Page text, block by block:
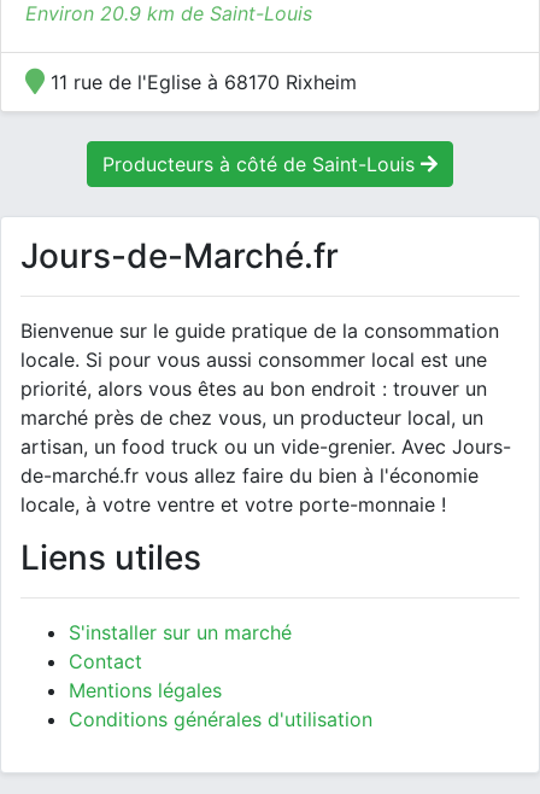
Environ 20.9 km de Saint-Louis
11 rue de l'Eglise à 68170 Rixheim
Producteurs à côté de Saint-Louis
Jours-de-Marché.fr
Bienvenue sur le guide pratique de la consommation
locale. Si pour vous aussi consommer local est une
priorité, alors vous êtes au bon endroit : trouver un
marché près de chez vous, un producteur local, un
artisan, un food truck ou un vide-grenier. Avec Jours-
de-marché.fr vous allez faire du bien à l'économie
locale, à votre ventre et votre porte-monnaie !
Liens utiles
S'installer sur un marché
Contact
Mentions légales
Conditions générales d'utilisation